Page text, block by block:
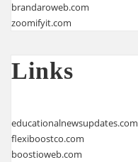
brandaroweb.com
zoomifyit.com
Links
educationalnewsupdates.com
flexiboostco.com
boostioweb.com